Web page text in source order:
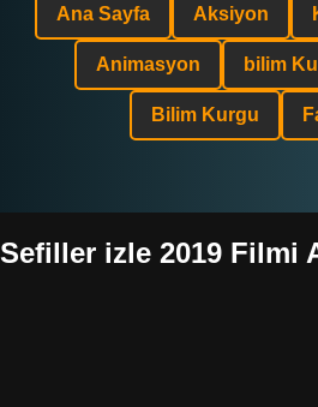
Ana Sayfa Aksiyon
Animasyon bilim
Bilim Kurgu
Sefiller izle 2019 Filmi